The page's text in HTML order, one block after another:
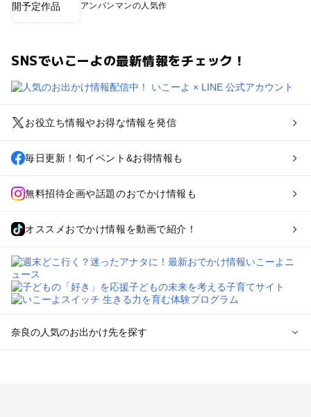
アンパンマンの人気作
SNSでいこーよの最新情報をチェック！
お役立ち情報やお得な情報を発信
毎日更新！旬イベント&お得情報も
無料招待企画や話題のおでかけ情報も
オススメおでかけ情報を動画で紹介！
奈良の人気のお出かけ先を探す